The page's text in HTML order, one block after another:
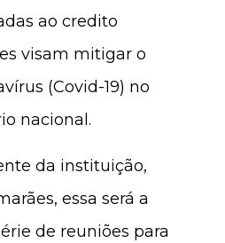
ao credito
visam mitigar o
(Covid-19) no
nacional.
da instituição,
essa será a
de reuniões para